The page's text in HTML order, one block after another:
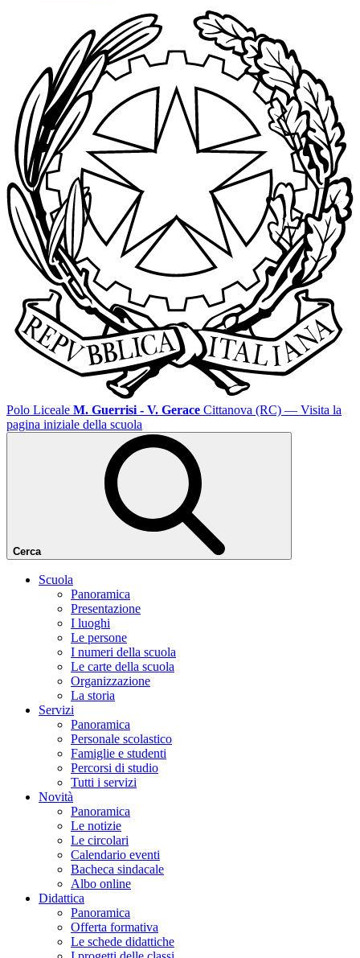
Polo Liceale M. Guerrisi - V. Gerace Cittanova (RC) — Visita la
pagina iniziale della scuola
Cerca
Scuola
Panoramica
Presentazione
I luoghi
Le persone
I numeri della scuola
Le carte della scuola
Organizzazione
La storia
Servizi
Panoramica
Personale scolastico
Famiglie e studenti
Percorsi di studio
Tutti i servizi
Novità
Panoramica
Le notizie
Le circolari
Calendario eventi
Bacheca sindacale
Albo online
Didattica
Panoramica
Offerta formativa
Le schede didattiche